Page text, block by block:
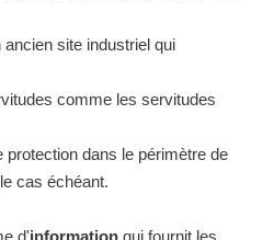
site industriel qui
comme les servitudes
protection dans le périmètre de
cas échéant.
d'information qui fournit les